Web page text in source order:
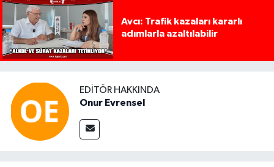
Avcı: Trafik kazaları kararlı
adımlarla azaltılabilir
EDITÖR HAKKINDA
Onur Evrensel